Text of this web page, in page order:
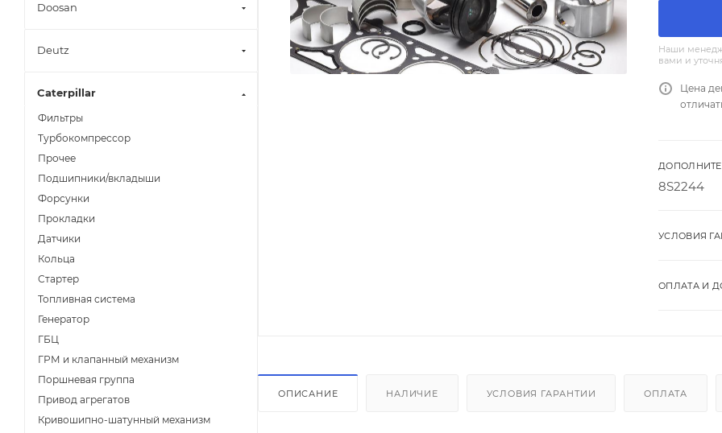
Наши
вами и
Цена
8S2244
УСЛОВИЯ
ОПЛАТА И
ОПИСАНИЕ НАЛИЧИЕ УСЛОВИЯ ГАРАНТИИ ОПЛАТА
Doosan
Deutz
Caterpillar
Фильтры
Турбокомпрессор
Прочее
Подшипники/вкладыши
Форсунки
Прокладки
Датчики
Кольца
Стартер
Топливная система
Генератор
ГБЦ
ГРМ и клапанный механизм
Поршневая группа
Привод агрегатов
Кривошипно-шатунный механизм